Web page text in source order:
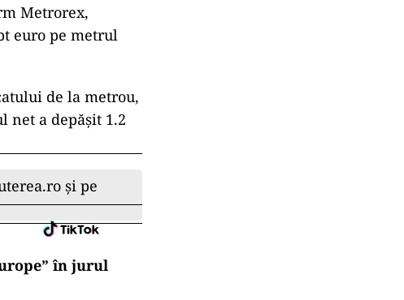
Metrorex,
euro pe metrul
de la metrou,
net a depășit 1.2
și pe
în jurul